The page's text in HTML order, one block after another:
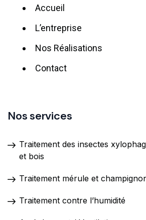
Accueil
L’entreprise
Nos Réalisations
Contact
Nos services
Traitement des insectes
et bois
Traitement mérule et
Traitement contre l’humidité